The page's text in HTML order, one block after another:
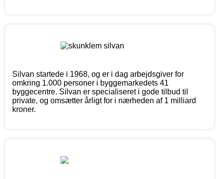
Silvan startede i 1968, og er i dag arbejdsgiver for
omkring 1.000 personer i byggemarkedets 41
byggecentre. Silvan er specialiseret i gode tilbud til
private, og omsætter årligt for i nærheden af 1 milliard
kroner.